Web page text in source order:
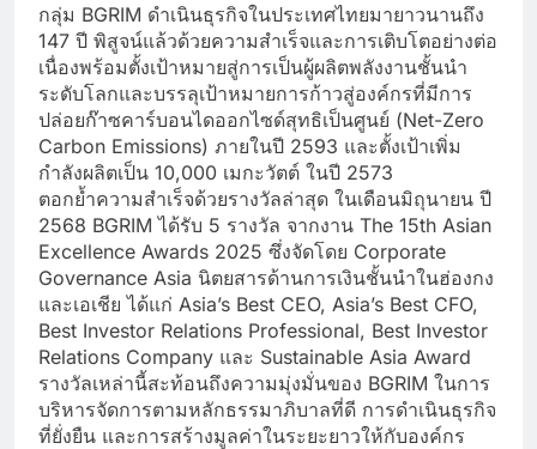
กลุ่ม BGRIM ดำเนินธุรกิจในประเทศไทยมายาวนานถึง
147 ปี พิสูจน์แล้วด้วยความสำเร็จและการเติบโตอย่างต่อ
เนื่องพร้อมตั้งเป้าหมายสู่การเป็นผู้ผลิตพลังงานชั้นนำ
ระดับโลกและบรรลุเป้าหมายการก้าวสู่องค์กรที่มีการ
ปล่อยก๊าซคาร์บอนไดออกไซด์สุทธิเป็นศูนย์ (Net-Zero
Carbon Emissions) ภายในปี 2593 และตั้งเป้าเพิ่ม
กำลังผลิตเป็น 10,000 เมกะวัตต์ ในปี 2573
ตอกย้ำความสำเร็จด้วยรางวัลล่าสุด ในเดือนมิถุนายน ปี
2568 BGRIM ได้รับ 5 รางวัล จากงาน The 15th Asian
Excellence Awards 2025 ซึ่งจัดโดย Corporate
Governance Asia นิตยสารด้านการเงินชั้นนำในฮ่องกง
และเอเชีย ได้แก่ Asia’s Best CEO, Asia’s Best CFO,
Best Investor Relations Professional, Best Investor
Relations Company และ Sustainable Asia Award
รางวัลเหล่านี้สะท้อนถึงความมุ่งมั่นของ BGRIM ในการ
บริหารจัดการตามหลักธรรมาภิบาลที่ดี การดำเนินธุรกิจ
ที่ยั่งยืน และการสร้างมูลค่าในระยะยาวให้กับองค์กร